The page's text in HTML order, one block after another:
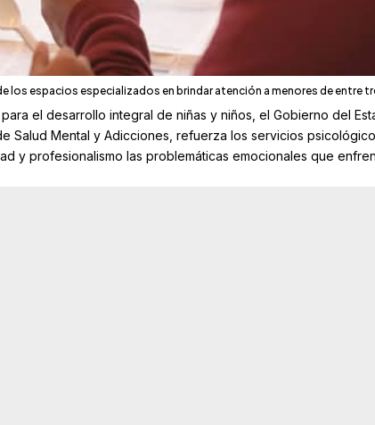
los espacios especializados en brindar atención a menores de entre
el desarrollo integral de niñas y niños, el Gobierno del
Salud Mental y Adicciones, refuerza los servicios
y profesionalismo las problemáticas emocionales que